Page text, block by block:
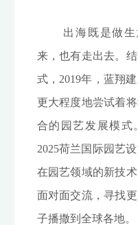
出海既是做
来，也有走出去。
式，2019年，蓝翔
更大程度地尝试着
合的园艺发展模式
2025荷兰国际园艺
在园艺领域的新技
面对面交流，寻找
子播撒到全球各地。